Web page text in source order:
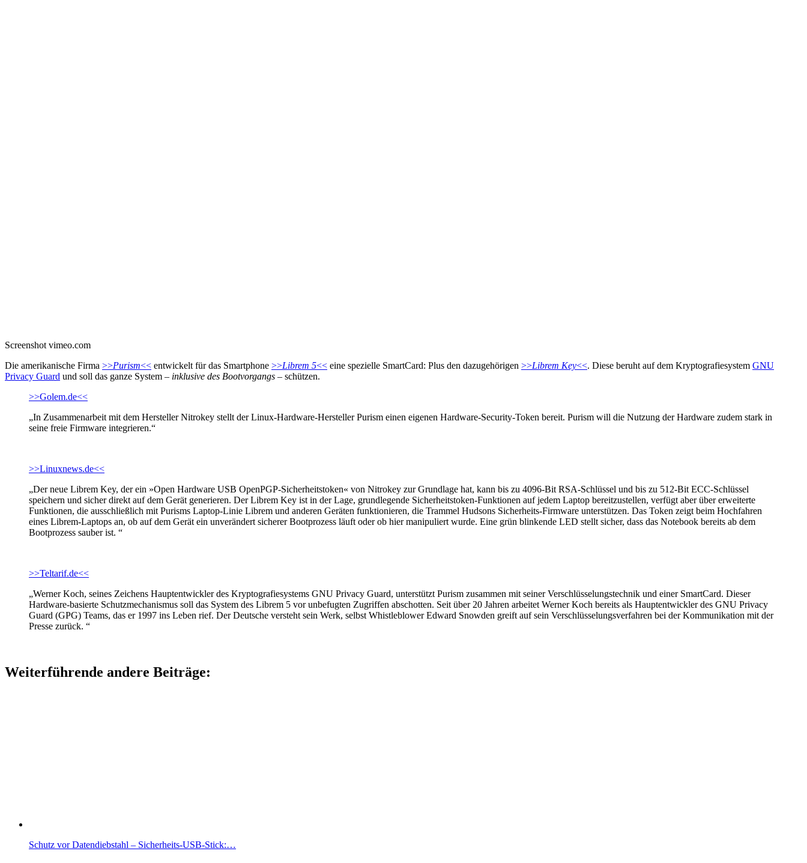
Screenshot vimeo.com
Die amerikanische Firma >>Purism<< entwickelt für das Smartphone >>Librem 5<< eine spezielle SmartCard: Plus den dazugehörigen >>Librem Key<<. Diese beruht auf dem Kryptografiesystem GNU
Privacy Guard und soll das ganze System – inklusive des Bootvorgangs – schützen.
>>Golem.de<<
„In Zusammenarbeit mit dem Hersteller Nitrokey stellt der Linux-Hardware-Hersteller Purism einen eigenen Hardware-Security-Token bereit. Purism will die Nutzung der Hardware zudem stark in
seine freie Firmware integrieren.“
>>Linuxnews.de<<
„Der neue Librem Key, der ein »Open Hardware USB OpenPGP-Sicherheitstoken« von Nitrokey zur Grundlage hat, kann bis zu 4096-Bit RSA-Schlüssel und bis zu 512-Bit ECC-Schlüssel
speichern und sicher direkt auf dem Gerät generieren. Der Librem Key ist in der Lage, grundlegende Sicherheitstoken-Funktionen auf jedem Laptop bereitzustellen, verfügt aber über erweiterte
Funktionen, die ausschließlich mit Purisms Laptop-Linie Librem und anderen Geräten funktionieren, die Trammel Hudsons Sicherheits-Firmware unterstützen. Das Token zeigt beim Hochfahren
eines Librem-Laptops an, ob auf dem Gerät ein unverändert sicherer Bootprozess läuft oder ob hier manipuliert wurde. Eine grün blinkende LED stellt sicher, dass das Notebook bereits ab dem
Bootprozess sauber ist. “
>>Teltarif.de<<
„Werner Koch, seines Zeichens Hauptentwickler des Krypto­grafie­systems GNU Privacy Guard, unterstützt Purism zusammen mit seiner Verschlüsselungstechnik und einer SmartCard. Dieser
Hardware-basierte Schutzmechanismus soll das System des Librem 5 vor unbefugten Zugriffen abschotten. Seit über 20 Jahren arbeitet Werner Koch bereits als Hauptentwickler des GNU Privacy
Guard (GPG) Teams, das er 1997 ins Leben rief. Der Deutsche versteht sein Werk, selbst Whistleblower Edward Snowden greift auf sein Ver­schlüsselungs­ver­fahren bei der Kommunikation mit der
Presse zurück. “
Weiterführende andere Beiträge:
Schutz vor Datendiebstahl – Sicherheits-USB-Stick:…